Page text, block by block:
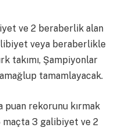
ve 2 beraberlik alan
veya beraberlikle
takımı, Şampiyonlar
tamamlayacak.
puan rekorunu kırmak
maçta 3 galibiyet ve 2